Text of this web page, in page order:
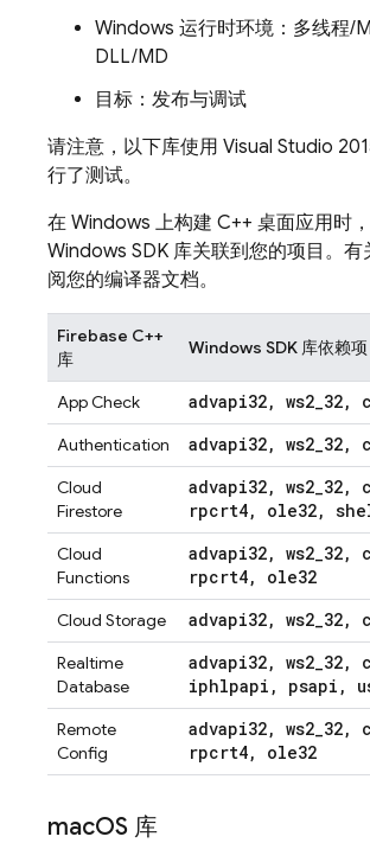
Windows 运行时环境：多线程/
DLL/MD
目标：发布与调试
请注意，以下库使用 Visual Studio
行了测试。
在 Windows 上构建 C++ 桌面应用时
Windows SDK 库关联到您的项目。有
阅您的编译器文档。
Firebase C++
库
Windows SDK 库依赖项
App Check advapi32, ws2_32,
Authentication advapi32, ws2_32,
Cloud
Firestore
advapi32, ws2_32,
rpcrt4, ole32,
Cloud
Functions
advapi32, ws2_32,
rpcrt4, ole32
Cloud Storage advapi32, ws2_32,
Realtime
Database
advapi32, ws2_32,
iphlpapi , psapi ,
Remote
Config
advapi32, ws2_32,
rpcrt4, ole32
macOS 库